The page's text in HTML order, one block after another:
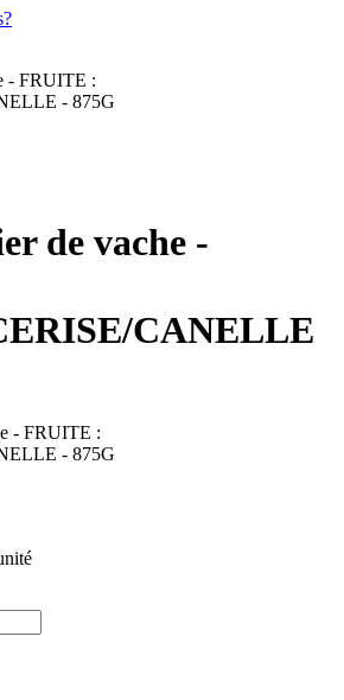
- FRUITE :
- 875G
de vache -
CANELLE